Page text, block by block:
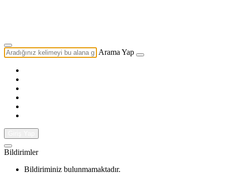
Arama Yap
Bildirimler
Bildiriminiz bulunmamaktadır.